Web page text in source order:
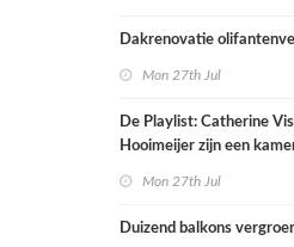
Dakrenovatie
Mon 27th Jul
De Playlist: Catherine
Hooimeijer zijn een
Mon 27th Jul
Duizend balkons